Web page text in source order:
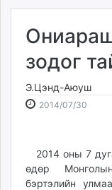
Бизнес ААН
Төрийн
Нийслэлийн
dorgio.mn
Gogo.mn
Baabar.mn
зодог
Э.Цэнд-Аюуш
2014/07/30
2014 оны 7
өдөр
бэртэлийн